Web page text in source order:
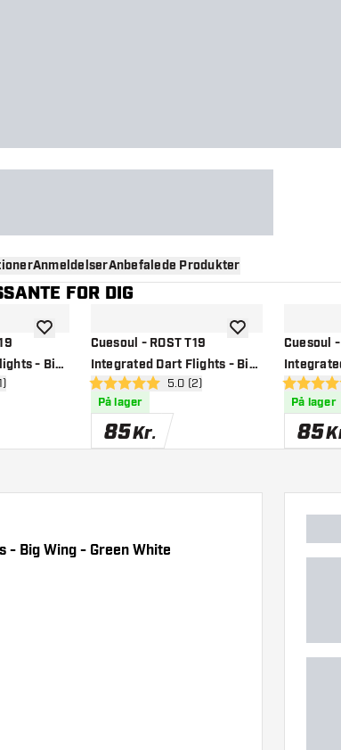
AnmeldelserAnbefalede Produkter
FOR DIG
- Big
tilføje til ønskelisteCuesoul - ROST T19
Integrated Dart Flights - Big
Wing - Purple Whiteåbn anmeldelsespanel
5 bedømmelsesstjerner
5.0 (2)
På lager
85Kr.
tilføje til ønskeliste
Cuesoul -
Wing -
4.2
På lager
85
- Big Wing - Green White